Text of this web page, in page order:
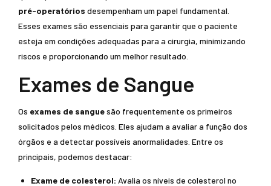
pré-operatórios desempenham um papel fundamental.
Esses exames são essenciais para garantir que o paciente
esteja em condições adequadas para a cirurgia, minimizando
riscos e proporcionando um melhor resultado.
Exames de Sangue
Os exames de sanguesão frequentemente os primeiros
solicitados pelos médicos. Eles ajudam a avaliar a função dos
órgãos e a detectar possíveis anormalidades. Entre os
principais, podemos destacar:
Exame de colesterol: Avalia os níveis de colesterol no